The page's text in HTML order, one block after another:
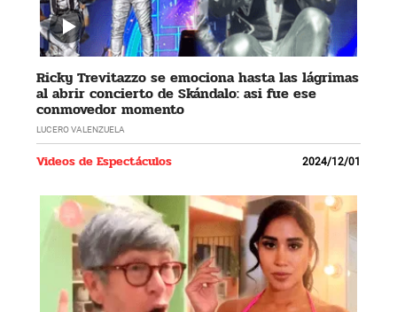
Ricky Trevitazzo se emociona hasta las lágrimas
al abrir concierto de Skándalo: asi fue ese
conmovedor momento
LUCERO VALENZUELA
Videos de Espectáculos 2024/12/01